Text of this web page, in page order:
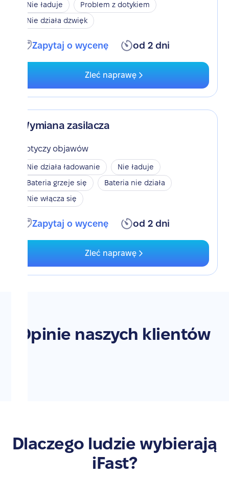
Nie ładuje
Problem z dotykiem
Nie działa dzwięk
Zapytaj o wycenę od 2 dni
Zleć naprawę
Wymiana zasilacza
Dotyczy objawów
Nie działa ładowanie
Nie ładuje
Bateria grzeje się
Bateria nie działa
Nie włącza się
Zapytaj o wycenę od 2 dni
Zleć naprawę
Opinie naszych klientów
Dlaczego ludzie wybierają
iFast?